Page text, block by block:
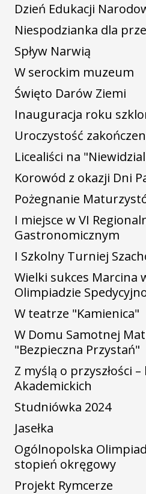
Dzień Edukacji
Niespodzianka dla
Spływ Narwią
W serockim muzeum
Święto Darów Ziemi
Inauguracja roku
Uroczystość
Licealiści na
Korowód z okazji Dni
Pożegnanie
I miejsce w VI
Gastronomicznym
I Szkolny Turniej
Wielki sukces Marcina
Olimpiadzie
W teatrze "Kamienica"
W Domu Samotnej
"Bezpieczna Przystań"
Z myślą o przyszłości
Akademickich
Studniówka 2024
Jasełka
Ogólnopolska
stopień okręgowy
Projekt Rymcerze